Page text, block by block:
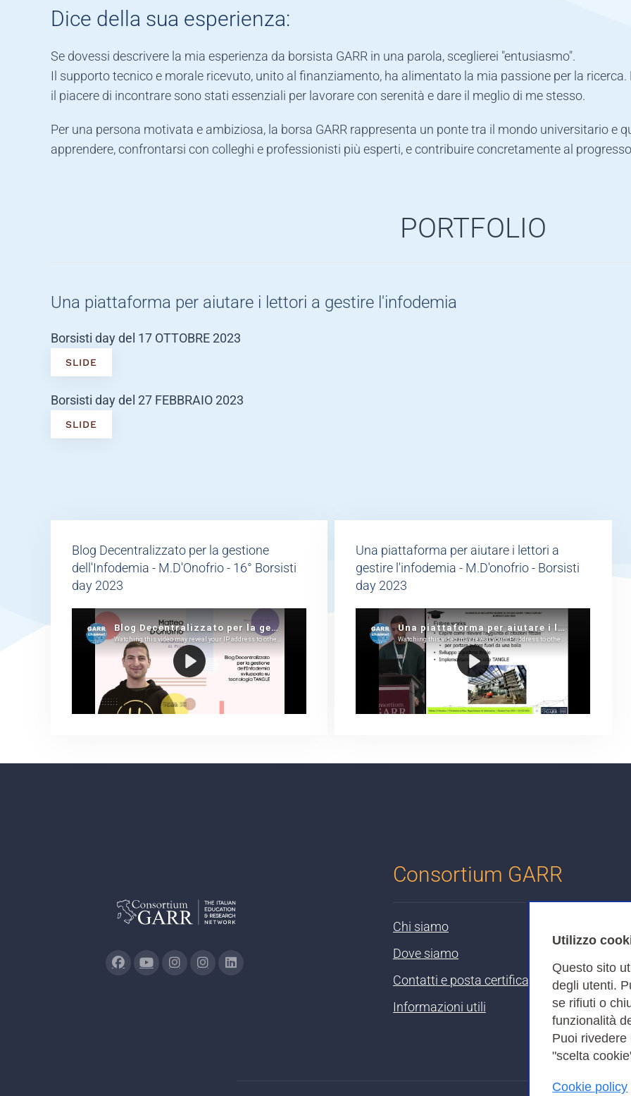
Utilizzo
Questo sito
degli utenti.
se rifiuti o
funzionalità
Puoi
"scelta
Cookie policy
Dice della sua esperienza:
Se dovessi descrivere la mia esperienza da borsista GARR in una parola, sceglierei "entusiasmo".
Il supporto tecnico e morale ricevuto, unito al finanziamento, ha alimentato la mia passione per la
il piacere di incontrare sono stati essenziali per lavorare con serenità e dare il meglio di me stesso.
Per una persona motivata e ambiziosa, la borsa GARR rappresenta un ponte tra il mondo universitario e
apprendere, confrontarsi con colleghi e professionisti più esperti, e contribuire concretamente al
PORTFOLIO
Una piattaforma per aiutare i lettori a gestire l'infodemia
Borsisti day del 17 OTTOBRE 2023
SLIDE
Borsisti day del 27 FEBBRAIO 2023
SLIDE
Blog Decentralizzato per la gestione
dell'Infodemia - M.D'Onofrio - 16° Borsisti
day 2023
Una piattaforma per aiutare i lettori a
gestire l'infodemia - M.D'onofrio - Borsisti
day 2023
Consortium GARR
Chi siamo
Dove siamo
Contatti e posta certificata
Informazioni utili